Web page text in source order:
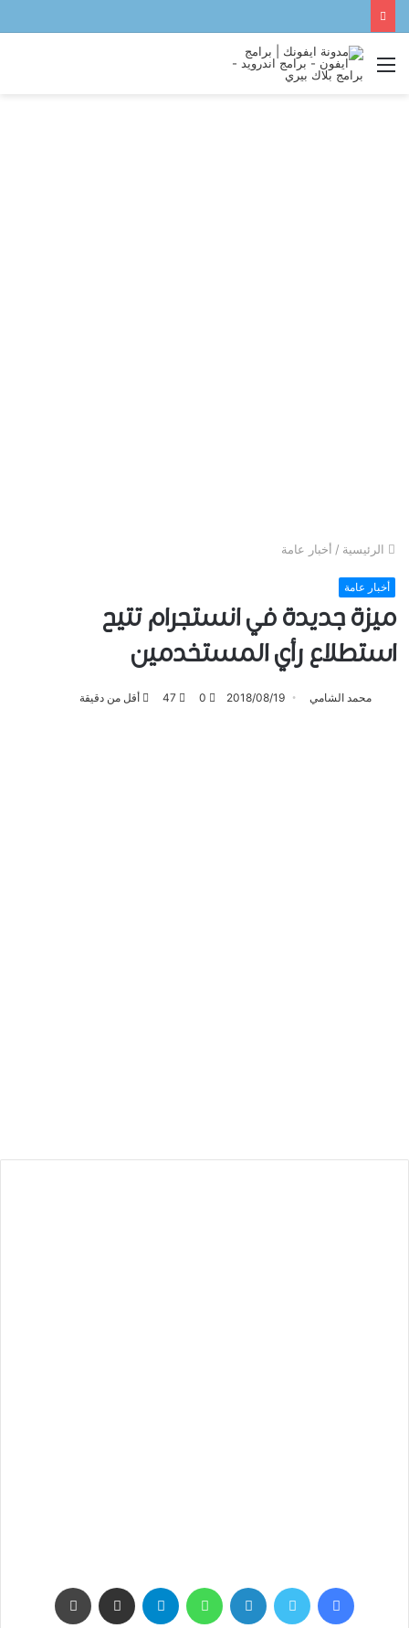
القائمة
الرئيسية / أخبار عامة
أخبار عامة
ميزة جديدة في انستجرام تتيح
استطلاع رأي المستخدمين
محمد الشامي 2018/08/19
0
47 أقل من دقيقة
فيسبوك تويتر لينكدإن واتساب تيلقرام مشاركة عبر البريد